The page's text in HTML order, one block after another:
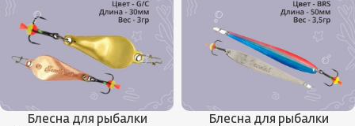
Блесна для рыбалки
Блесна для рыбалки